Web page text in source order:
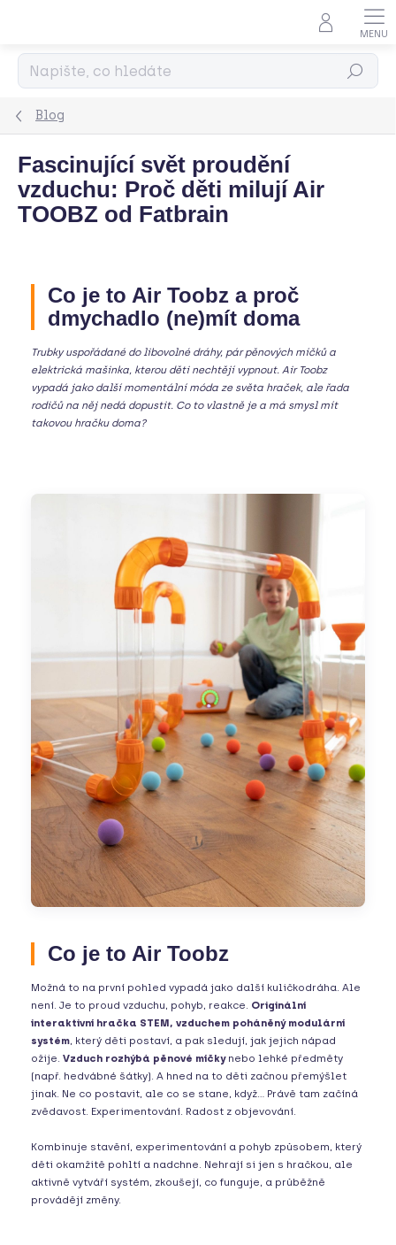
Hledat
Blog
Fascinující svět proudění
vzduchu: Proč děti milují Air
TOOBZ od Fatbrain
Co je to Air Toobz a proč
dmychadlo (ne)mít doma
Trubky uspořádané do libovolné dráhy, pár pěnových míčků a
elektrická mašinka, kterou děti nechtějí vypnout. Air Toobz
vypadá jako další momentální móda ze světa hraček, ale řada
rodičů na něj nedá dopustit. Co to vlastně je a má smysl mít
takovou hračku doma?
Co je to Air Toobz
Možná to na první pohled vypadá jako další kuličkodráha. Ale
není. Je to proud vzduchu, pohyb, reakce. Originální
interaktivní hračka STEM, vzduchem poháněný modulární
systém, který děti postaví, a pak sledují, jak jejich nápad
ožije. Vzduch rozhýbá pěnové míčkynebo lehké předměty
(např. hedvábné šátky). A hned na to děti začnou přemýšlet
jinak. Ne co postavit, ale co se stane, když... Právě tam začíná
zvědavost. Experimentování. Radost z objevování.
Kombinuje stavění, experimentování a pohyb způsobem, který
děti okamžitě pohltí a nadchne. Nehrají si jen s hračkou, ale
aktivně vytváří systém, zkoušejí, co funguje, a průběžně
provádějí změny.